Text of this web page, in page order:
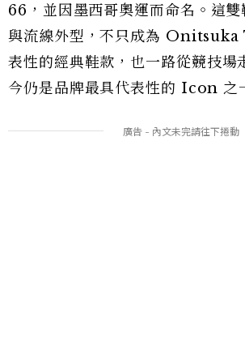
66，並因墨西哥奧運而命名。這
與流線外型，不只成為
表性的經典鞋款，也一路從競技場
今仍是品牌最具代表性的 Icon 之